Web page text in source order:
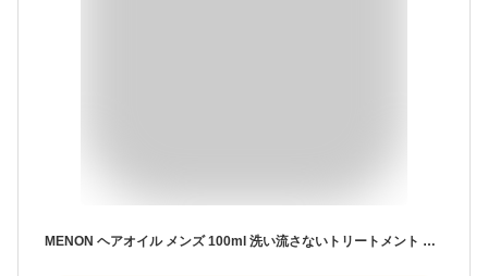
MENON ヘアオイル メンズ 100ml 洗い流さないトリートメント スペシャルリペア処方 保湿 無添加 スタイリングオイル 寝癖直し ヘアケア メノン